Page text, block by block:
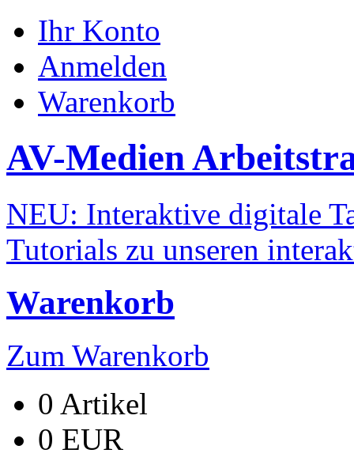
Ihr Konto
Anmelden
Warenkorb
AV-Medien
NEU: Interaktive digitale
Tutorials zu unseren
Warenkorb
Zum Warenkorb
0 Artikel
0 EUR